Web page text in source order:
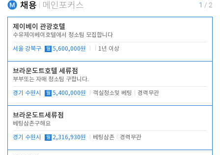
채용 메인포커스 1 / 2
제이베이 관광호텔
수유제이베이호텔에서 청소팀 모집합니다
서울 강북구 월 5,600,000원 1년 이상
브라운도트호텔 세류점
부부또는 자매 청소팀 구합니다.
경기 수원시 월 5,400,000원 객실청소및 베팅 경력무관
브라운도트세류점
베팅삼촌구해요
경기 수원시 월 2,316,930원 베팅삼촌 경력무관